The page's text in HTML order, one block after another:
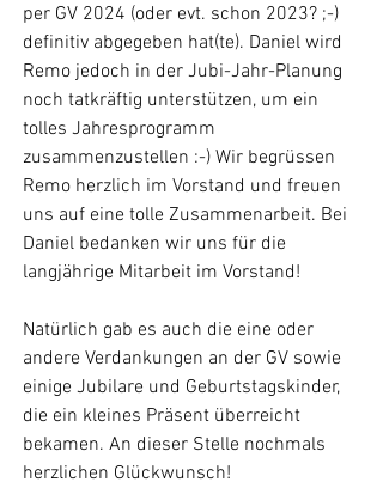
per GV 2024 (oder evt. schon 2023? ;-)
definitiv abgegeben hat(te). Daniel wird
Remo jedoch in der Jubi-Jahr-Planung
noch tatkräftig unterstützen, um ein
tolles Jahresprogramm
zusammenzustellen :-) Wir begrüssen
Remo herzlich im Vorstand und freuen
uns auf eine tolle Zusammenarbeit. Bei
Daniel bedanken wir uns für die
langjährige Mitarbeit im Vorstand!
Natürlich gab es auch die eine oder
andere Verdankungen an der GV sowie
einige Jubilare und Geburtstagskinder,
die ein kleines Präsent überreicht
bekamen. An dieser Stelle nochmals
herzlichen Glückwunsch!